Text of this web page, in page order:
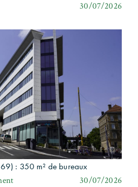
30/07/2026
: 350 m² de bureaux
30/07/2026